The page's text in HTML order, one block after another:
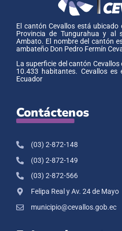
El cantón Cevallos está
Provincia de Tungurahua y al
Ambato. El nombre del cantón
ambateño Don Pedro Fermín
La superficie del cantón
10.433 habitantes. Cevallos es
Ecuador
Contáctenos
(03) 2-872-148
(03) 2-872-149
(03) 2-872-566
Felipa Real y Av. 24 de Mayo
municipio@cevallos.gob.ec